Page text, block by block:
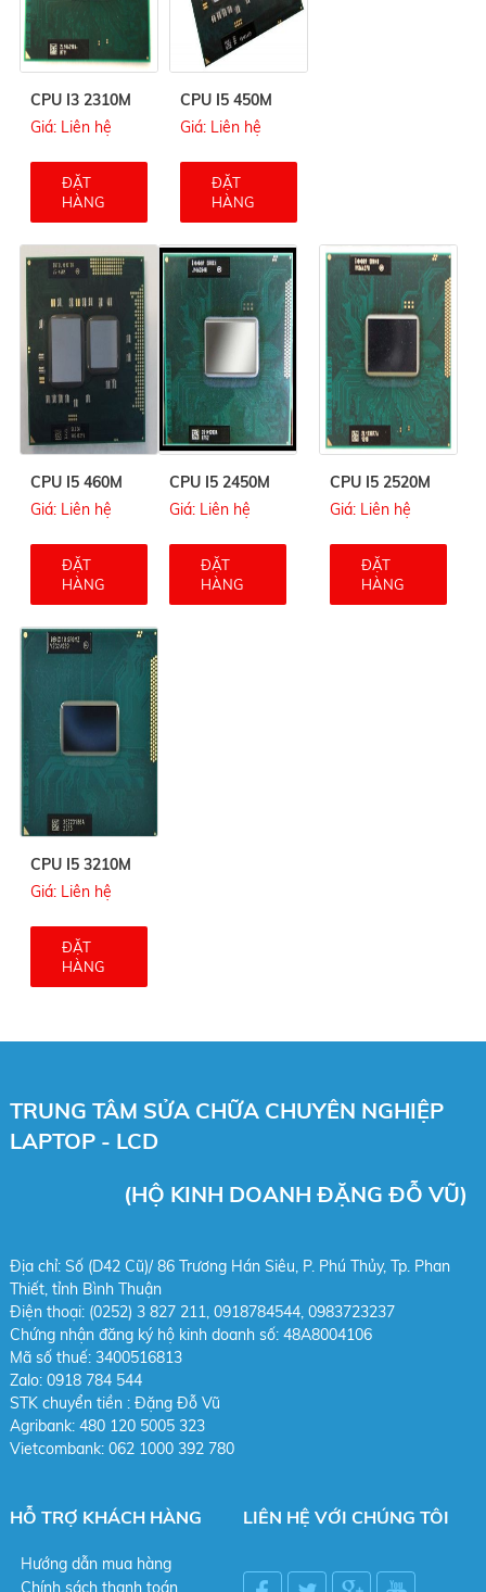
CPU I3 2310M
Giá: Liên hệ
ĐẶT
HÀNG
CPU I5 450M
Giá: Liên hệ
ĐẶT
HÀNG
CPU I5 460M
Giá: Liên hệ
ĐẶT
HÀNG
CPU I5 2450M
Giá: Liên hệ
ĐẶT
HÀNG
CPU I5 2520M
Giá: Liên hệ
ĐẶT
HÀNG
CPU I5 3210M
Giá: Liên hệ
ĐẶT
HÀNG
TRUNG TÂM SỬA CHỮA CHUYÊN NGHIỆP
LAPTOP - LCD
(HỘ KINH DOANH ĐẶNG ĐỖ VŨ)
Địa chỉ: Số (D42 Cũ)/ 86 Trương Hán Siêu, P. Phú Thủy, Tp. Phan
Thiết, tỉnh Bình Thuận
Điện thoại: (0252) 3 827 211, 0918784544, 0983723237
Chứng nhận đăng ký hộ kinh doanh số: 48A8004106
Mã số thuế: 3400516813
Zalo: 0918 784 544
STK chuyển tiền : Đặng Đỗ Vũ
Agribank: 480 120 5005 323
Vietcombank: 062 1000 392 780
HỖ TRỢ KHÁCH HÀNG
Hướng dẫn mua hàng
Chính sách thanh toán
LIÊN HỆ VỚI CHÚNG TÔI